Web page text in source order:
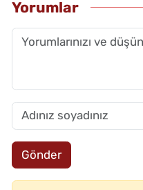
Yorumlar
Gönder